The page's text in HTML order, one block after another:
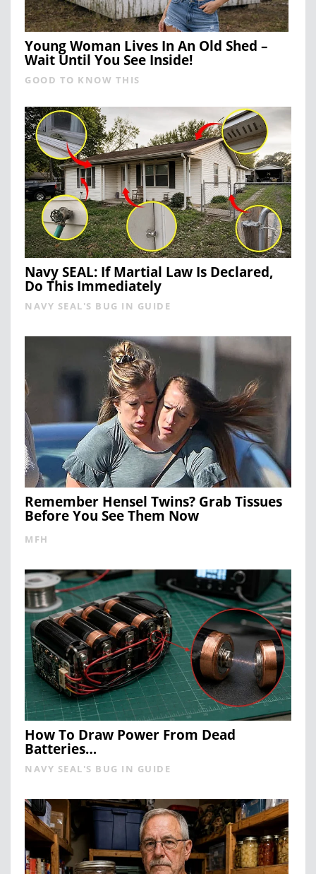
Young Woman Lives In An Old Shed –
Wait Until You See Inside!
GOOD TO KNOW THIS
Navy SEAL: If Martial Law Is Declared,
Do This Immediately
NAVY SEAL'S BUG IN GUIDE
Remember Hensel Twins? Grab Tissues
Before You See Them Now
MFH
How To Draw Power From Dead
Batteries…
NAVY SEAL'S BUG IN GUIDE